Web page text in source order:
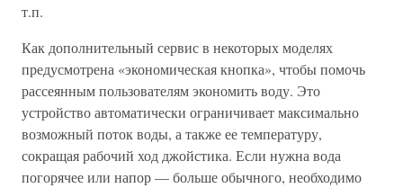
т.п.
Как дополнительный сервис в некоторых моделях
предусмотрена «экономическая кнопка», чтобы помочь
рассеянным пользователям экономить воду. Это
устройство автоматически ограничивает максимально
возможный поток воды, а также ее температуру,
сокращая рабочий ход джойстика. Если нужна вода
погорячее или напор — больше обычного, необходимо